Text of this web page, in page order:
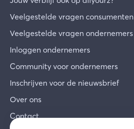
Veelgestelde vragen consumenten
Veelgestelde vragen ondernemers
Inloggen ondernemers
Community voor ondernemers
Inschrijven voor de nieuwsbrief
Over ons
Contact